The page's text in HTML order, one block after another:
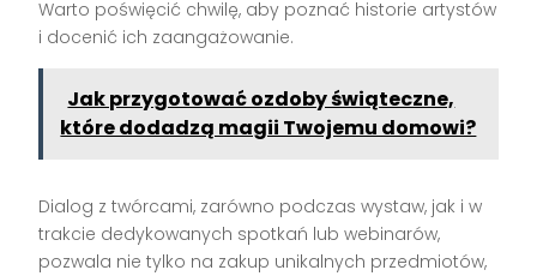
Warto poświęcić chwilę, aby poznać historie artystów
i docenić ich zaangażowanie.
Jak przygotować ozdoby świąteczne,
które dodadzą magii Twojemu domowi?
Dialog z twórcami, zarówno podczas wystaw, jak i w
trakcie dedykowanych spotkań lub webinarów,
pozwala nie tylko na zakup unikalnych przedmiotów,